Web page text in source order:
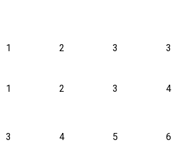
1 2 3 3
1 2 3 4
3 4 5 6